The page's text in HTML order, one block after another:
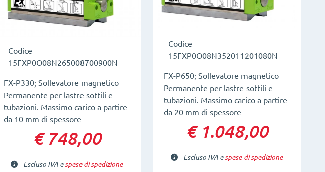
Codice
15FXP0O08N265008700900N
FX-P330; Sollevatore magnetico
Permanente per lastre sottili e
tubazioni. Massimo carico a partire
da 10 mm di spessore
€ 748,00
Escluso IVA espese di spedizione
Codice
15FXP0O08N352011201080N
FX-P650; Sollevatore magnetico
Permanente per lastre sottili e
tubazioni. Massimo carico a partire
da 20 mm di spessore
€ 1.048,00
Escluso IVA espese di spedizione